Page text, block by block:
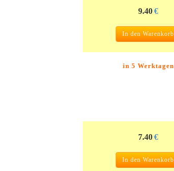
9.40€
In den Warenkorb
in 5 Werktagen
7.40€
In den Warenkorb